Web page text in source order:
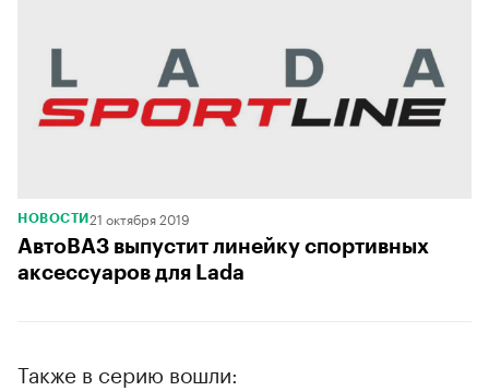
НОВОСТИ 21 октября 2019
АвтоВАЗ выпустит линейку спортивных
аксессуаров для Lada
Также в серию вошли: